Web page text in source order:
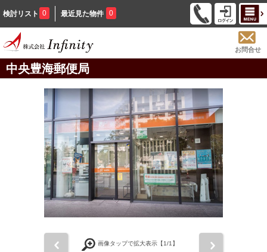
検討リスト 0 最近見た物件 0
お問合せ
中央豊海郵便局
画像タップで拡大表示【1/1】